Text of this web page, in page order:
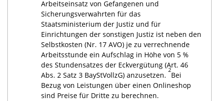
Arbeitseinsatz von Gefangenen und
Sicherungsverwahrten für das
Staatsministerium der Justiz und für
Einrichtungen der sonstigen Justiz ist neben den
Selbstkosten (Nr. 17 AVO) je zu verrechnende
Arbeitsstunde ein Aufschlag in Höhe von 5 %
des Stundensatzes der Eckvergütung (Art. 46
Abs. 2 Satz 3 BayStVollzG) anzusetzen.
2
Bei
Bezug von Leistungen über einen Onlineshop
sind Preise für Dritte zu berechnen.